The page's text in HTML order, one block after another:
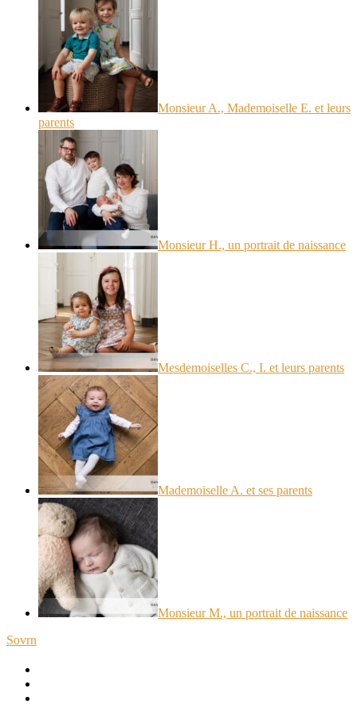
Monsieur A., Mademoiselle E. et leurs
parents
Monsieur H., un portrait de naissance
Mesdemoiselles C., I. et leurs parents
Mademoiselle A. et ses parents
Monsieur M., un portrait de naissance
Sovrn